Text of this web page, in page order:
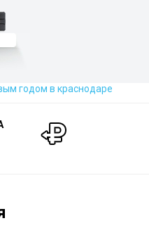
годом в краснодаре